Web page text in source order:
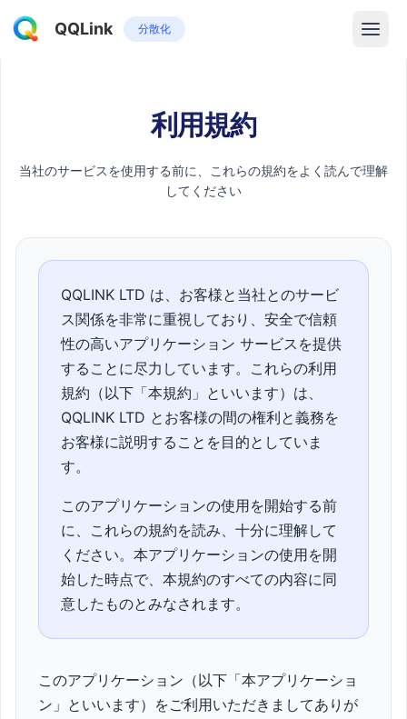
QQLink 分散化
利用規約
当社のサービスを使用する前に、これらの規約をよく読んで理解
してください
QQLINK LTD は、お客様と当社とのサービ
ス関係を非常に重視しており、安全で信頼
性の高いアプリケーション サービスを提供
することに尽力しています。これらの利用
規約（以下「本規約」といいます）は、
QQLINK LTD とお客様の間の権利と義務を
お客様に説明することを目的としていま
す。
このアプリケーションの使用を開始する前
に、これらの規約を読み、十分に理解して
ください。本アプリケーションの使用を開
始した時点で、本規約のすべての内容に同
意したものとみなされます。
このアプリケーション（以下「本アプリケーショ
ン」といいます）をご利用いただきましてありが